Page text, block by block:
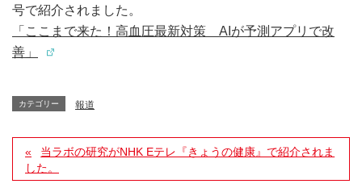
号で紹介されました。
「ここまで来た！高血圧最新対策 AIが予測アプリで改
善」
カテゴリー 報道
当ラボの研究がNHK Eテレ『きょうの健康』で紹介されま
した。